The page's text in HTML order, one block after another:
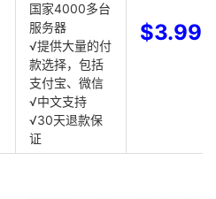
国家4000多台
服务器
√提供大量的付
款选择，包括
支付宝、微信
√中文支持
√30天退款保
证
$3.99